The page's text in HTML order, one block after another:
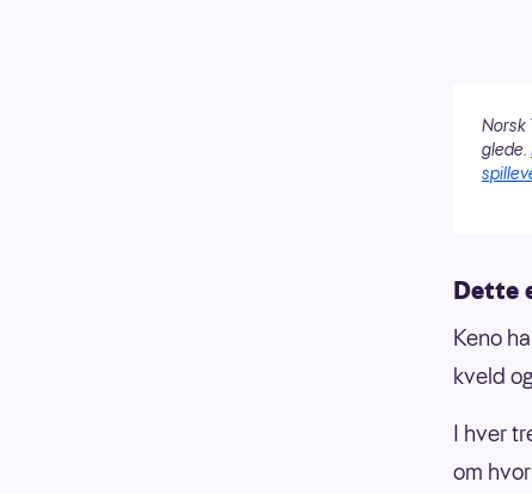
Norsk
glede.
Dette
Keno
kveld
I hver
om